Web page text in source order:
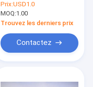
KOMATSU à vendre
D65A-16 Japon
Prix:USD1.0
MOQ:1.00
Trouvez les derniers prix
Contactez